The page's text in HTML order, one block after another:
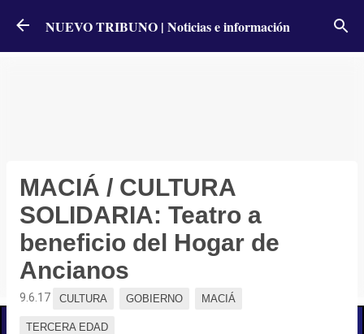
Ir al contenido principal
NUEVO TRIBUNO | Noticias e información
📢 LO ÚLTIMO
MACIÁ / CULTURA
SOLIDARIA: Teatro a
beneficio del Hogar de
Ancianos
9.6.17 CULTURA GOBIERNO MACIÁ
TERCERA EDAD